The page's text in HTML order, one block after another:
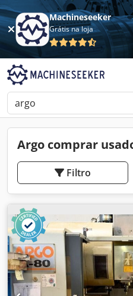
Machineseeker
Grátis na loja
Argo comprar
Filtro